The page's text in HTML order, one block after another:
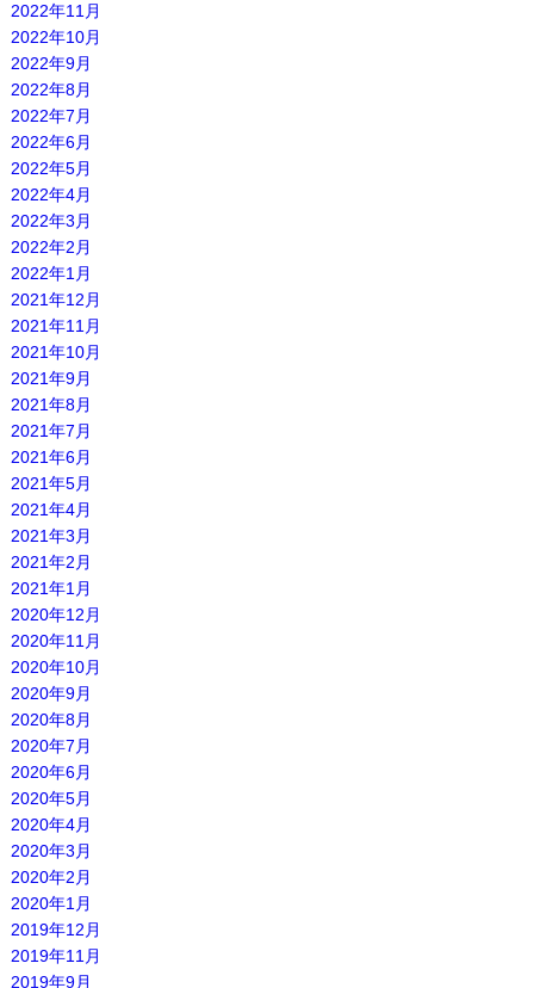
2022年11月
2022年10月
2022年9月
2022年8月
2022年7月
2022年6月
2022年5月
2022年4月
2022年3月
2022年2月
2022年1月
2021年12月
2021年11月
2021年10月
2021年9月
2021年8月
2021年7月
2021年6月
2021年5月
2021年4月
2021年3月
2021年2月
2021年1月
2020年12月
2020年11月
2020年10月
2020年9月
2020年8月
2020年7月
2020年6月
2020年5月
2020年4月
2020年3月
2020年2月
2020年1月
2019年12月
2019年11月
2019年9月